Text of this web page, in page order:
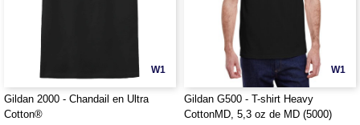
W1
Gildan 2000 - Chandail en Ultra
Cotton®
W1
Gildan G500 - T-shirt Heavy
CottonMD, 5,3 oz de MD (5000)